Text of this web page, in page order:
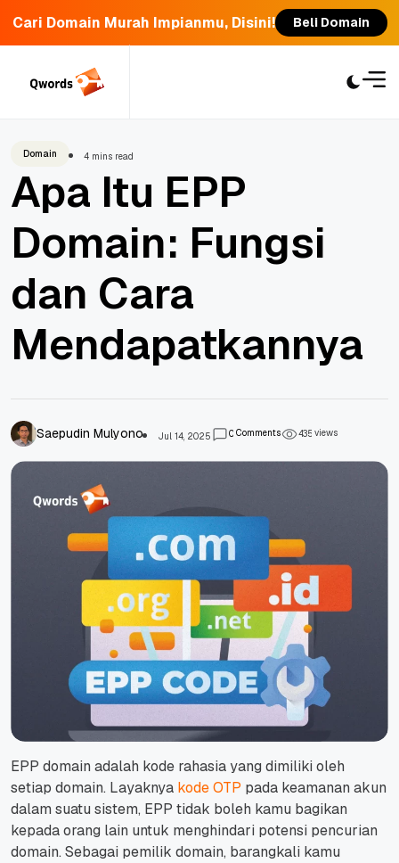
Cari Domain Murah Impianmu, Disini! Beli Domain
Domain 4 mins read
Apa Itu EPP
Domain: Fungsi
dan Cara
Mendapatkannya
Saepudin Mulyono Jul 14, 2025 0Comments 435views
EPP domain adalah kode rahasia yang dimiliki oleh
setiap domain. Layaknya kode OTP pada keamanan akun
dalam suatu sistem, EPP tidak boleh kamu bagikan
kepada orang lain untuk menghindari potensi pencurian
domain. Sebagai pemilik domain, barangkali kamu